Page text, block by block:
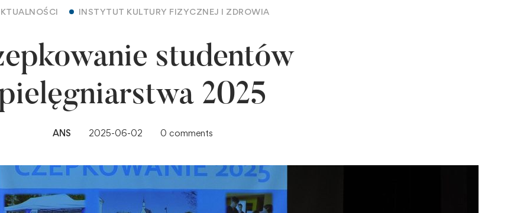
INSTYTUT KULTURY FIZYCZNEJ I ZDROWIA
studentów
2025
ANS 2025-06-02 0 comments